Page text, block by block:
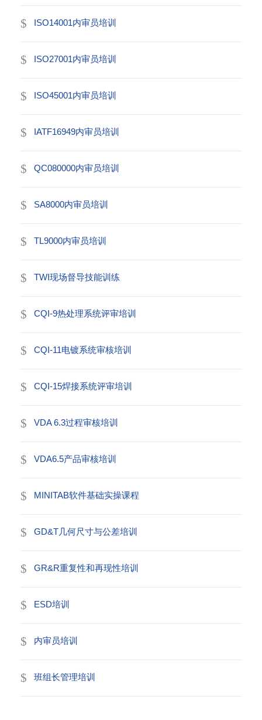
ISO14001内审员培训
ISO27001内审员培训
ISO45001内审员培训
IATF16949内审员培训
QC080000内审员培训
SA8000内审员培训
TL9000内审员培训
TWI现场督导技能训练
CQI-9热处理系统评审培训
CQI-11电镀系统审核培训
CQI-15焊接系统评审培训
VDA 6.3过程审核培训
VDA6.5产品审核培训
MINITAB软件基础实操课程
GD&T几何尺寸与公差培训
GR&R重复性和再现性培训
ESD培训
内审员培训
班组长管理培训